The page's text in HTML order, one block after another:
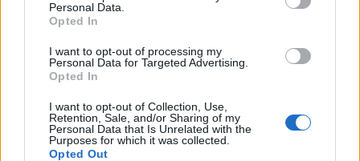
Personal Data.
Opted In
I want to opt-out of processing my
Personal Data for Targeted Advertising.
Opted In
I want to opt-out of Collection, Use,
Retention, Sale, and/or Sharing of my
Personal Data that Is Unrelated with the
Purposes for which it was collected.
Opted Out
6
18:00
6 19:00
7
Večer pesmi Đorđa Balaševića
Vsi dogodki →